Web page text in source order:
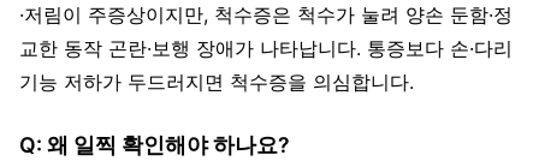
·저림이 주증상이지만, 척수증은 척수가 눌려 양손 둔함·정
교한 동작 곤란·보행 장애가 나타납니다. 통증보다 손·다리
기능 저하가 두드러지면 척수증을 의심합니다.
Q: 왜 일찍 확인해야 하나요?